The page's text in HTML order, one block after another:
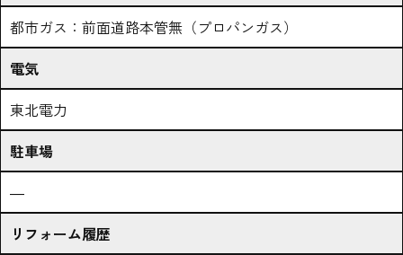
都市ガス：前面道路本管無（プロパンガス）
電気
東北電力
駐車場
―
リフォーム履歴